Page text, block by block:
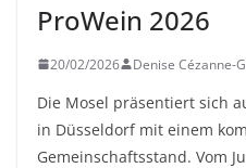
ProWein 2026
20/02/2026 Denise Cézanne-
Die Mosel präsentiert sich
in Düsseldorf mit einem
Gemeinschaftsstand. Vom